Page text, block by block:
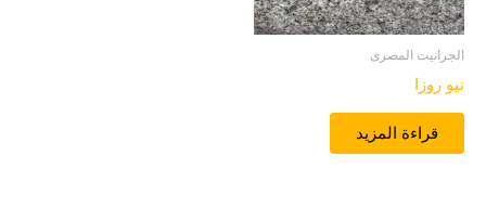
الجرانيت المصرى
نيو روزا
قراءة المزيد